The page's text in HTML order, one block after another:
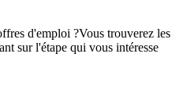
d'emploi ?Vous trouverez les
sur l'étape qui vous intéresse